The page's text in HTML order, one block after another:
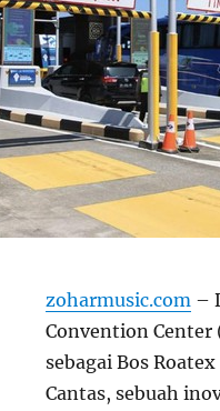
zoharmusic.com –
Convention Center
sebagai Bos
Cantas, sebuah